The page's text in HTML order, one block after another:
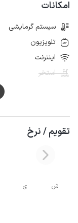
امکانات
سیستم گرمایشی
تلویزیون
اینترنت
استخر
تقویم / نرخ
ش ی